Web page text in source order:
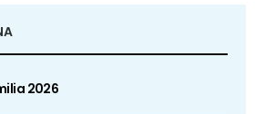
2026